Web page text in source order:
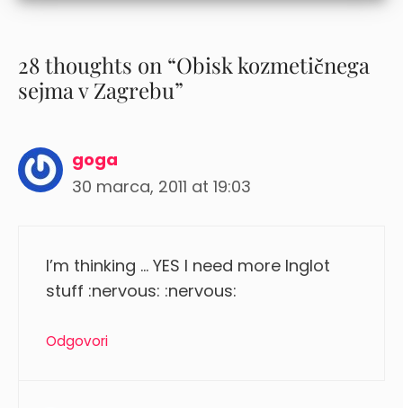
28 thoughts on “Obisk kozmetičnega
sejma v Zagrebu”
goga
30 marca, 2011 at 19:03
I’m thinking … YES I need more Inglot
stuff :nervous: :nervous:
Odgovori